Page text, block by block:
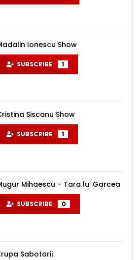
Ionescu Show
SUBSCRIBE 1
Siscanu Show
SUBSCRIBE 1
Mihaescu – Tara lu’ Garcea
SUBSCRIBE 0
Sabotorii